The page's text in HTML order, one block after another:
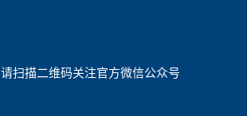
请扫描二维码关注官方微信公众号